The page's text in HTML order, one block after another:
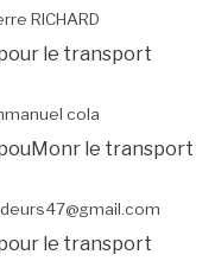
RICHARD
le transport
cola
le transport
le transport